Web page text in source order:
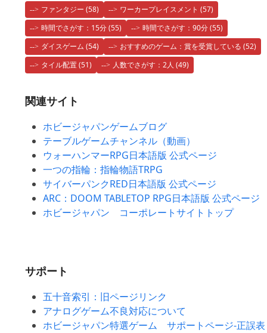
ファンタジー (58) ワーカープレイスメント (57)
時間でさがす：15分(55) 時間でさがす：90分(55)
ダイスゲーム (54) おすすめのゲーム：賞を受賞している (52)
タイル配置(51) 人数でさがす：2人 (49)
関連サイト
ホビージャパンゲームブログ
テーブルゲームチャンネル（動画）
ウォーハンマーRPG日本語版 公式ページ
一つの指輪：指輪物語TRPG
サイバーパンクRED日本語版 公式ページ
ARC：DOOM TABLETOP RPG日本語版 公式ページ
ホビージャパン コーポレートサイトトップ
サポート
五十音索引：旧ページリンク
アナログゲーム不良対応について
ホビージャパン特選ゲーム サポートページ-正誤表